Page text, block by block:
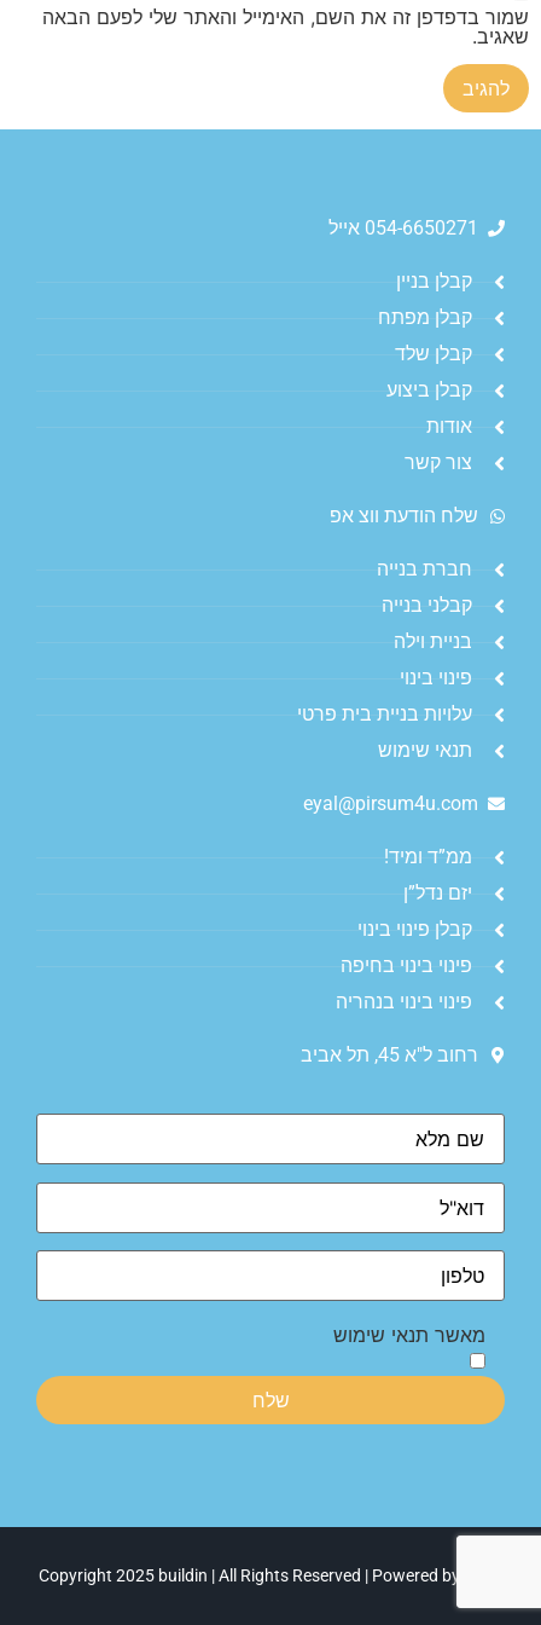
שמור בדפדפן זה את השם, האימייל והאתר שלי לפעם הבאה
שאגיב.
054-6650271 אייל
קבלן בניין
קבלן מפתח
קבלן שלד
קבלן ביצוע
אודות
צור קשר
שלח הודעת ווצ אפ
חברת בנייה
קבלני בנייה
בניית וילה
פינוי בינוי
עלויות בניית בית פרטי
תנאי שימוש
eyal@pirsum4u.com
ממ”ד ומיד!
יזם נדל”ן
קבלן פינוי בינוי
פינוי בינוי בחיפה
פינוי בינוי בנהריה
רחוב ל"א 45, תל אביב
מאשר תנאי שימוש
Copyright 2025 buildin | All Rights Reserved | Powered by NMIT